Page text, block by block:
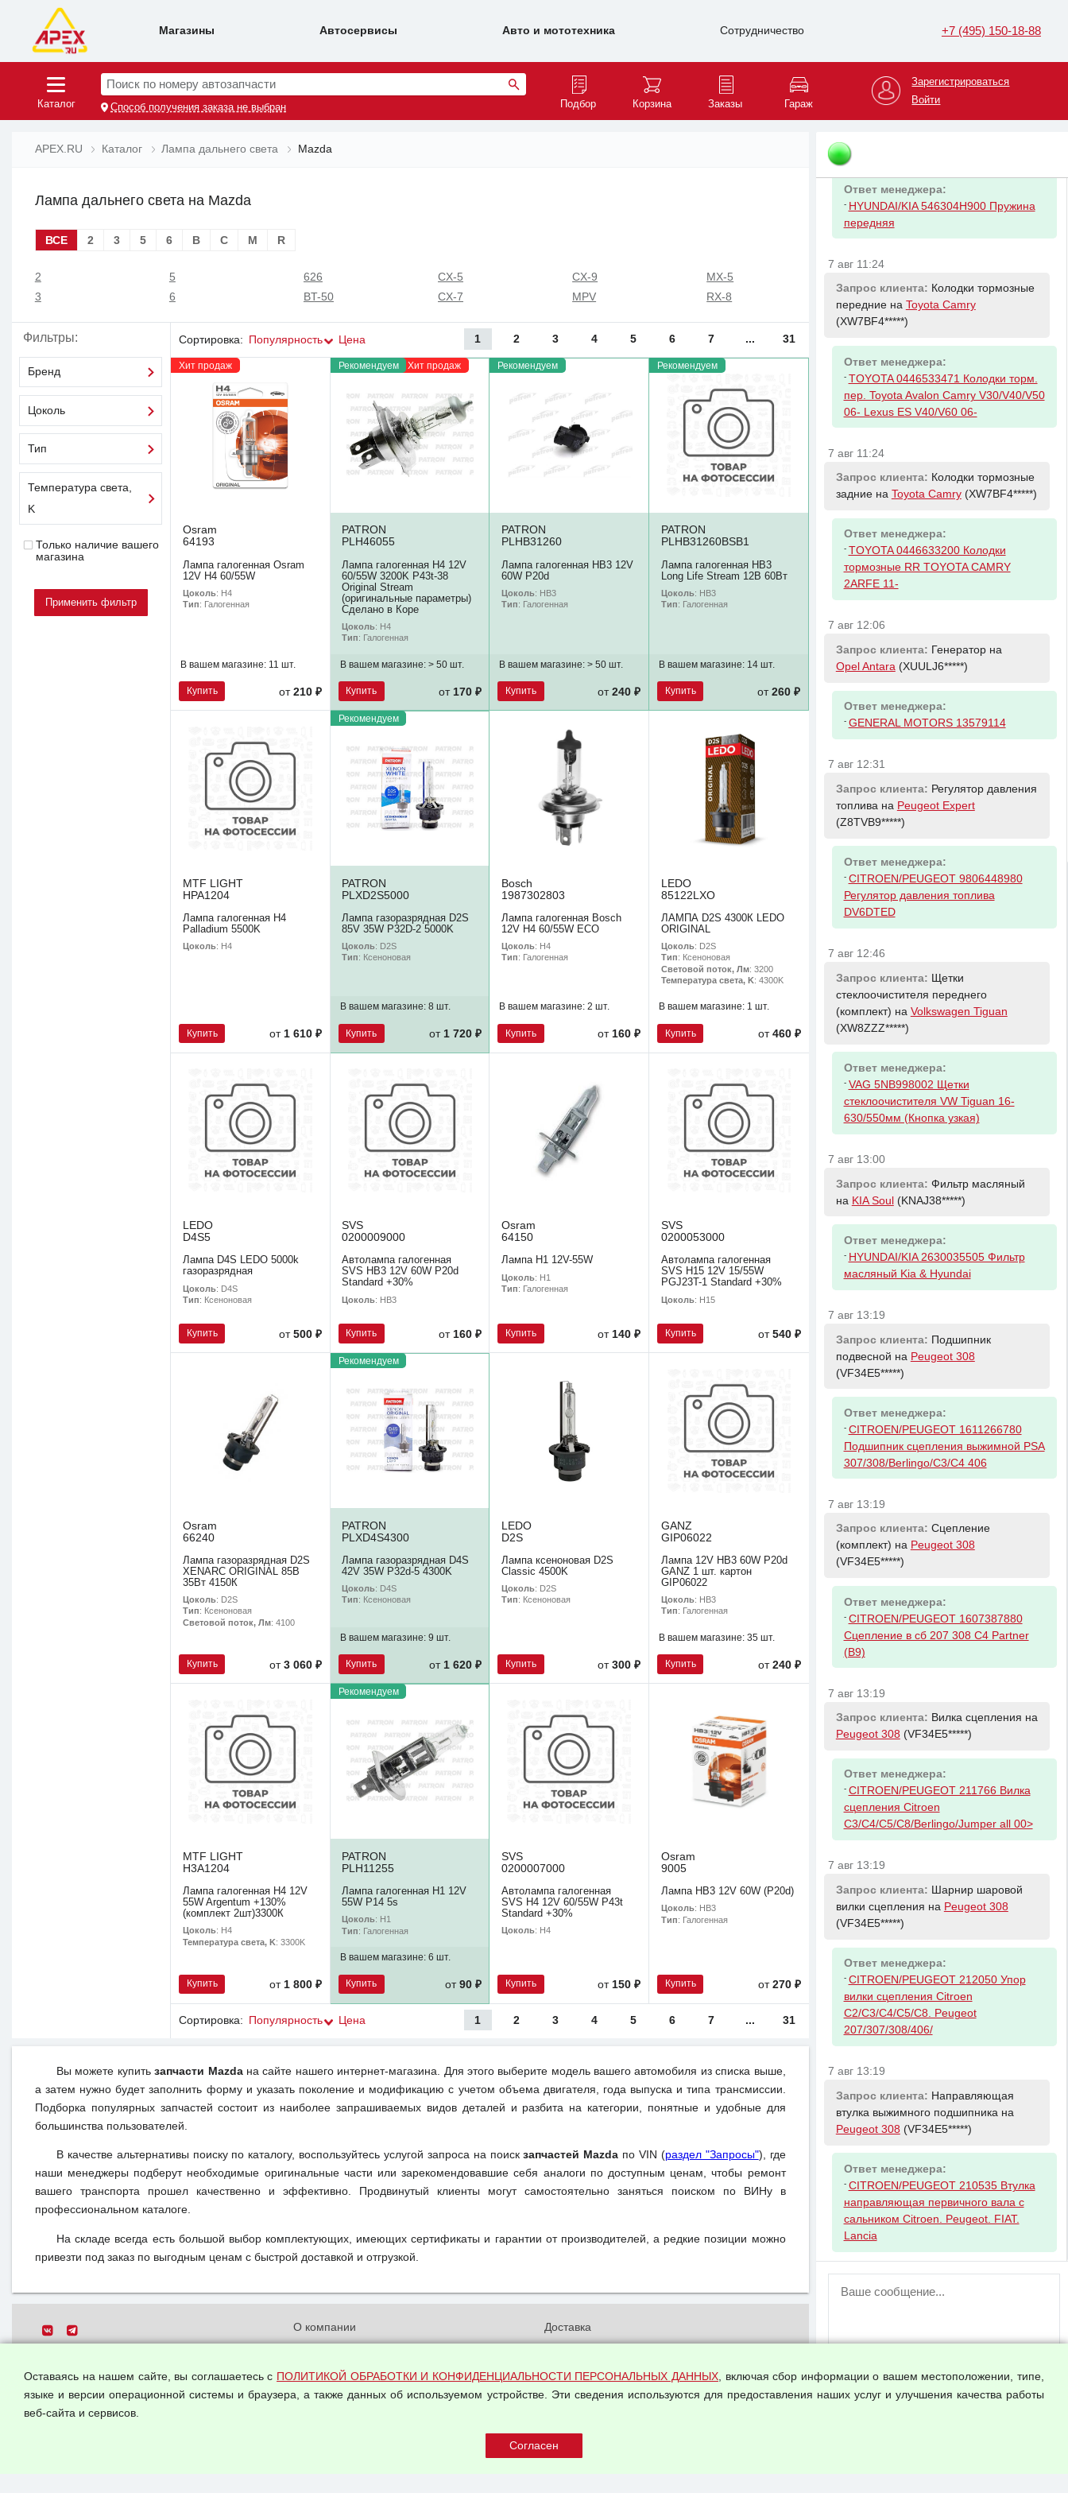
Магазины Автосервисы Авто и мототехника Сотрудничество +7 (495) 150-18-88
Каталог
Поиск по номеру автозапчасти
Способ получения заказа не выбран Подбор Корзина Заказы Гараж
Зарегистрироваться
Войти
APEX.RU Каталог Лампа дальнего света Mazda
Лампа дальнего света на Mazda
ВСЕ 2 3 5 6 B C M R
2
3
5
6
626
BT-50
CX-5
CX-7
CX-9
MPV
MX-5
RX-8
Фильтры:
Бренд
Цоколь
Тип
Температура света,
K
Только наличие вашего
магазина
Сортировка: Популярность Цена 1 2 3 4 5 6 7 ... 31
Хит продаж
Osram
64193
Лампа галогенная Osram
12V H4 60/55W
Цоколь: H4
Тип: Галогенная
В вашем магазине: 11 шт.
Купить от210 ₽
Рекомендуем Хит продаж
PATRON
PLH46055
Лампа галогенная H4 12V
60/55W 3200K P43t-38
Original Stream
(оригинальные параметры)
Сделано в Коре
Цоколь: H4
Тип: Галогенная
В вашем магазине: > 50 шт.
Купить от 170 ₽
Рекомендуем
PATRON
PLHB31260
Лампа галогенная HB3 12V
60W P20d
Цоколь: HB3
Тип: Галогенная
В вашем магазине:> 50 шт.
Купить от240 ₽
Рекомендуем
PATRON
PLHB31260BSB1
Лампа галогенная HB3
Long Life Stream 12В 60Вт
Цоколь: HB3
Тип: Галогенная
В вашем магазине: 14 шт.
Купить от 260 ₽
MTF LIGHT
HPA1204
Лампа галогенная H4
Palladium 5500K
Цоколь: H4
Купить от1 610 ₽
Рекомендуем
PATRON
PLXD2S5000
Лампа газоразрядная D2S
85V 35W P32D-2 5000K
Цоколь: D2S
Тип: Ксеноновая
В вашем магазине: 8 шт.
Купить от 1 720 ₽
Bosch
1987302803
Лампа галогенная Bosch
12V H4 60/55W ECO
Цоколь: H4
Тип: Галогенная
В вашем магазине:2 шт.
Купить от160 ₽
LEDO
85122LXO
ЛАМПА D2S 4300К LEDO
ORIGINAL
Цоколь: D2S
Тип: Ксеноновая
Световой поток, Лм: 3200
Температура света, K: 4300K
В вашем магазине: 1 шт.
Купить от 460 ₽
LEDO
D4S5
Лампа D4S LEDO 5000k
газоразрядная
Цоколь: D4S
Тип: Ксеноновая
Купить от500 ₽
SVS
0200009000
Автолампа галогенная
SVS HB3 12V 60W P20d
Standard +30%
Цоколь: HB3
Купить от 160 ₽
Osram
64150
Лампа H1 12V-55W
Цоколь: H1
Тип: Галогенная
Купить от 140 ₽
SVS
0200053000
Автолампа галогенная
SVS H15 12V 15/55W
PGJ23T-1 Standard +30%
Цоколь: H15
Купить от 540 ₽
Osram
66240
Лампа газоразрядная D2S
XENARC ORIGINAL 85В
35Вт 4150К
Цоколь: D2S
Тип: Ксеноновая
Световой поток, Лм: 4100
Купить от3 060 ₽
Рекомендуем
PATRON
PLXD4S4300
Лампа газоразрядная D4S
42V 35W P32d-5 4300K
Цоколь: D4S
Тип: Ксеноновая
В вашем магазине: 9 шт.
Купить от 1 620 ₽
LEDO
D2S
Лампа ксеноновая D2S
Classic 4500K
Цоколь: D2S
Тип: Ксеноновая
Купить от300 ₽
GANZ
GIP06022
Лампа 12V HB3 60W P20d
GANZ 1 шт. картон
GIP06022
Цоколь: HB3
Тип: Галогенная
В вашем магазине: 35 шт.
Купить от 240 ₽
MTF LIGHT
H3A1204
Лампа галогенная H4 12V
55W Argentum +130%
(комплект 2шт)3300К
Цоколь: H4
Температура света, K: 3300K
Купить от1 800 ₽
Рекомендуем
PATRON
PLH11255
Лампа галогенная H1 12V
55W P14 5s
Цоколь: H1
Тип: Галогенная
В вашем магазине: 6 шт.
Купить от 90 ₽
SVS
0200007000
Автолампа галогенная
SVS H4 12V 60/55W P43t
Standard +30%
Цоколь: H4
Купить от150 ₽
Osram
9005
Лампа HB3 12V 60W (P20d)
Цоколь: HB3
Тип: Галогенная
Купить от 270 ₽
Сортировка: Популярность Цена 1 2 3 4 5 6 7 ... 31
Вы можете купитьзапчасти Mazdaна сайте нашего интернет-магазина. Для этого выберите модель вашего автомобиля из списка выше,
а затем нужно будет заполнить форму и указать поколение и модификацию с учетом объема двигателя, года выпуска и типа трансмиссии.
Подборка популярных запчастей состоит из наиболее запрашиваемых видов деталей и разбита на категории, понятные и удобные для
большинства пользователей.
В качестве альтернативы поиску по каталогу, воспользуйтесь услугой запроса на поискзапчастей Mazda по VIN (раздел "Запросы"), где
наши менеджеры подберут необходимые оригинальные части или зарекомендовавшие себя аналоги по доступным ценам, чтобы ремонт
вашего транспорта прошел качественно и эффективно. Продвинутый клиенты могут самостоятельно заняться поиском по ВИНу в
профессиональном каталоге.
На складе всегда есть большой выбор комплектующих, имеющих сертификаты и гарантии от производителей, а редкие позиции можно
привезти под заказ по выгодным ценам с быстрой доставкой и отгрузкой.
Все права защищены.
О компании
Согласием на обработку персональных
данных
Доставка
Оплата и возвраты
Арендодателям
Оставаясь на нашем сайте, вы соглашаетесь с ПОЛИТИКОЙ ОБРАБОТКИ И КОНФИДЕНЦИАЛЬНОСТИ ПЕРСОНАЛЬНЫХ ДАННЫХ, включая сбор информации о вашем местоположении, типе,
языке и версии операционной системы и браузера, а также данных об используемом устройстве. Эти сведения используются для предоставления наших услуг и улучшения качества работы
веб-сайта и сервисов.
7 авг 10:52
(KMJWA3*****)
Ответ менеджера:
- HYUNDAI/KIA 546304H900 Пружина
передняя
7 авг 11:24
Запрос клиента: Колодки тормозные
передние на Toyota Camry
(XW7BF4*****)
Ответ менеджера:
- TOYOTA 0446533471 Колодки торм.
пер. Toyota Avalon Camry V30/V40/V50
06- Lexus ES V40/V60 06-
7 авг 11:24
Запрос клиента: Колодки тормозные
задние на Toyota Camry(XW7BF4*****)
Ответ менеджера:
- TOYOTA 0446633200 Колодки
тормозные RR TOYOTA CAMRY
2ARFE 11-
7 авг 12:06
Запрос клиента: Генератор на
Opel Antara(XUULJ6*****)
Ответ менеджера:
- GENERAL MOTORS 13579114
7 авг 12:31
Запрос клиента: Регулятор давления
топлива на Peugeot Expert
(Z8TVB9*****)
Ответ менеджера:
- CITROEN/PEUGEOT 9806448980
Регулятор давления топлива
DV6DTED
7 авг 12:46
Запрос клиента:
Щетки
стеклоочистителя переднего
(комплект) на Volkswagen Tiguan
(XW8ZZZ*****)
Ответ менеджера:
- VAG 5NB998002 Щетки
стеклоочистителя VW Tiguan 16-
630/550мм (Кнопка узкая)
7 авг 13:00
Запрос клиента: Фильтр масляный
на KIA Soul(KNAJ38*****)
Ответ менеджера:
- HYUNDAI/KIA 2630035505 Фильтр
масляный Kia & Hyundai
7 авг 13:19
Запрос клиента: Подшипник
подвесной на Peugeot 308
(VF34E5*****)
Ответ менеджера:
- CITROEN/PEUGEOT 1611266780
Подшипник сцепления выжимной PSA
307/308/Berlingo/C3/C4 406
7 авг 13:19
Запрос клиента: Сцепление
(комплект) на Peugeot 308
(VF34E5*****)
Ответ менеджера:
- CITROEN/PEUGEOT 1607387880
Сцепление в сб 207 308 C4 Partner
(B9)
7 авг 13:19
Запрос клиента: Вилка сцепления на
Peugeot 308 (VF34E5*****)
Ответ менеджера:
- CITROEN/PEUGEOT 211766 Вилка
сцепления Citroen
C3/C4/C5/C8/Berlingo/Jumper all 00>
7 авг 13:19
Запрос клиента: Шарнир шаровой
вилки сцепления на Peugeot 308
(VF34E5*****)
Ответ менеджера:
- CITROEN/PEUGEOT 212050 Упор
вилки сцепления Citroen
C2/C3/C4/C5/C8. Peugeot
207/307/308/406/
7 авг 13:19
Запрос клиента: Направляющая
втулка выжимного подшипника на
Peugeot 308 (VF34E5*****)
Ответ менеджера:
- CITROEN/PEUGEOT 210535 Втулка
направляющая первичного вала с
сальником Citroen. Peugeot. FIAT.
Lancia
ВНИМАНИЕ!
пользователей временно отключена!
аккаунт.